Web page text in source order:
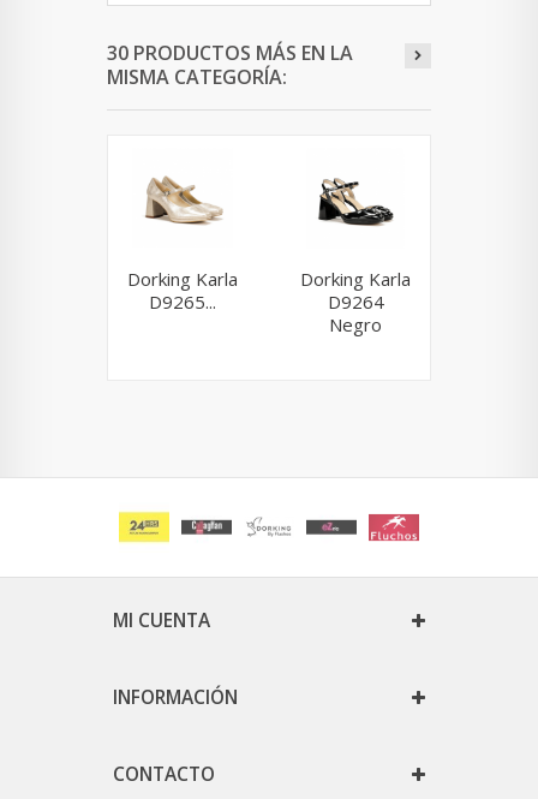
30 PRODUCTOS MÁS EN LA
MISMA CATEGORÍA:
Dorking Karla
D9265...
Dorking Karla
D9264
Negro
MI CUENTA
INFORMACIÓN
CONTACTO